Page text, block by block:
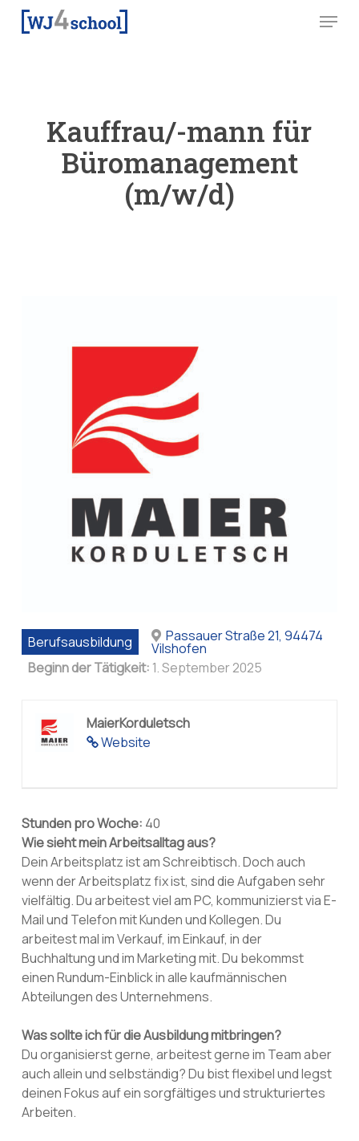
Skip
Menu
Kauffrau/-mann für
Büromanagement
(m/w/d)
Berufsausbildung Passauer Straße 21, 94474
Vilshofen
Beginn der Tätigkeit: 1. September 2025
Website
MaierKorduletsch
Stunden pro Woche: 40
Wie sieht mein Arbeitsalltag aus?
Dein Arbeitsplatz ist am Schreibtisch. Doch auch
wenn der Arbeitsplatz fix ist, sind die Aufgaben sehr
vielfältig. Du arbeitest viel am PC, kommunizierst via E-
Mail und Telefon mit Kunden und Kollegen. Du
arbeitest mal im Verkauf, im Einkauf, in der
Buchhaltung und im Marketing mit. Du bekommst
einen Rundum-Einblick in alle kaufmännischen
Abteilungen des Unternehmens.
Was sollte ich für die Ausbildung mitbringen?
Du organisierst gerne, arbeitest gerne im Team aber
auch allein und selbständig? Du bist flexibel und legst
deinen Fokus auf ein sorgfältiges und strukturiertes
Arbeiten.